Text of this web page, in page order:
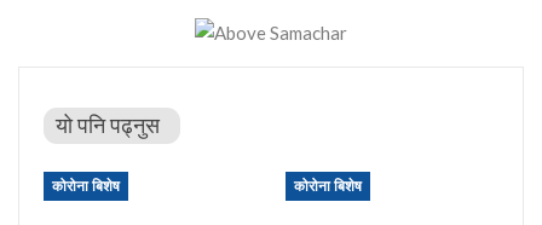
यो पनि पढ्नुस
कोरोना बिशेष कोरोना बिशेष